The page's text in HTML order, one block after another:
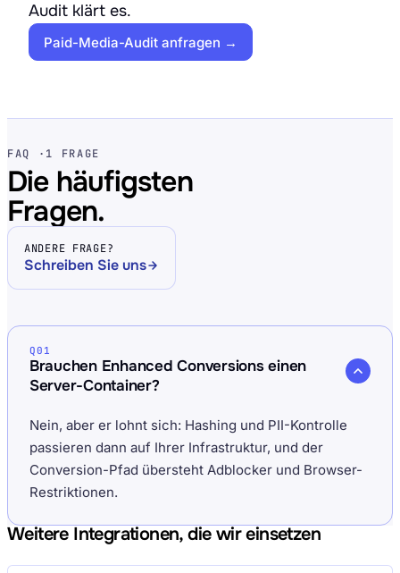
Audit klärt es.
Paid-Media-Audit anfragen →
FAQ · 1 FRAGE
Die häufigsten
Fragen.
ANDERE FRAGE?
Schreiben Sie uns
Q01
Brauchen Enhanced Conversions einen
Server-Container?
Nein, aber er lohnt sich: Hashing und PII-Kontrolle
passieren dann auf Ihrer Infrastruktur, und der
Conversion-Pfad übersteht Adblocker und Browser-
Restriktionen.
Weitere Integrationen, die wir einsetzen